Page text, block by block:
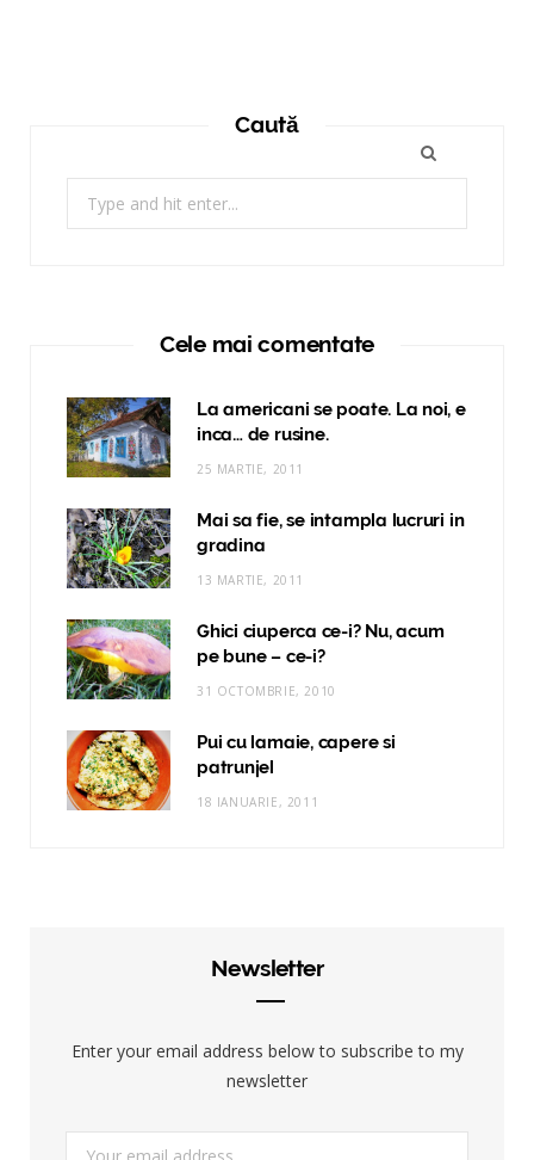
Caută
for:
Cele mai comentate
La americani se poate. La noi, e
inca… de rusine.
25 MARTIE, 2011
Mai sa fie, se intampla lucruri in
gradina
13 MARTIE, 2011
Ghici ciuperca ce-i? Nu, acum
pe bune – ce-i?
31 OCTOMBRIE, 2010
Pui cu lamaie, capere si
patrunjel
18 IANUARIE, 2011
Newsletter
Enter your email address below to subscribe to my
newsletter